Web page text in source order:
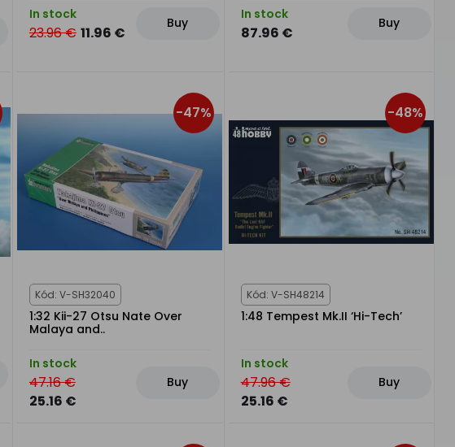
In stock
23.96 € 11.96 €
Buy
In stock
87.96 €
Buy
-47%
Kód: V-SH32040
1:32 Kii-27 Otsu Nate Over
Malaya and..
In stock
47.16 €
25.16 €
Buy
-48%
Kód: V-SH48214
1:48 Tempest Mk.II ‘Hi-Tech’
In stock
47.96 €
25.16 €
Buy